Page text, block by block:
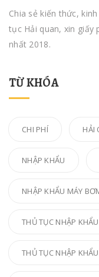
Chia sẻ kiến thức,
tục Hải quan, xin
nhất 2018.
TỪ KHÓA
CHI PHÍ HẢI
NHẬP KHẨU
NHẬP KHẨU MÁY
THỦ TỤC NHẬP KHẨU
THỦ TỤC NHẬP